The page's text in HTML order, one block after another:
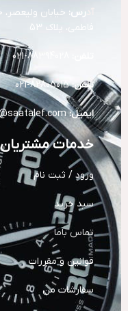
رس: خیابان
فاطمی، پلاک 53
تلفن:82805015-021
ایمیل:
خدمات مشتریان
ورود / ثبت نام
سبد خرید
تماس باما
قوانین و مقررات
سفارشات من